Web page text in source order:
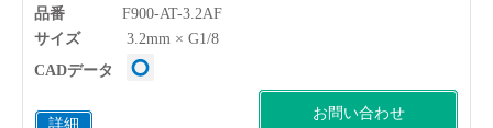
品番 F900-AT-3.2AF
詳細
サイズ 3.2mm × G1/8
お問い合わせ
CADデータ